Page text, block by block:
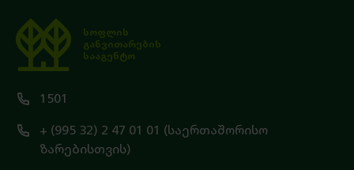
სოფლის
განვითარების
სააგენტო
1501
+ (995 32) 2 47 01 01 (საერთაშორისო
ზარებისთვის)